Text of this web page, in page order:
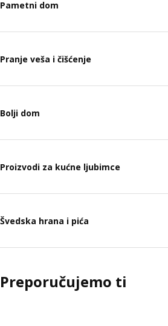
Pametni dom
Pranje veša i čišćenje
Bolji dom
Proizvodi za kućne ljubimce
Švedska hrana i pića
Preporučujemo ti